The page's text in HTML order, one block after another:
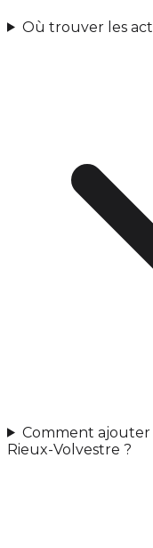
Où trouver les
Comment
Rieux-Volvestre ?